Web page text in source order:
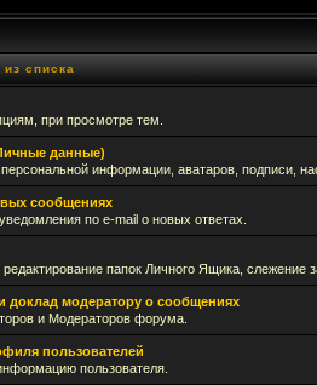
списка
при просмотре тем.
данные)
персональной информации, аватаров, подписи,
сообщениях
по e-mail о новых ответах.
папок Личного Ящика,
доклад модератору о сообщениях
и Модераторов форума.
пользователей
пользователя.